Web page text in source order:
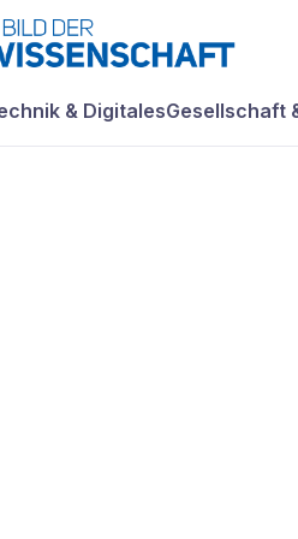
& DigitalesGesellschaft